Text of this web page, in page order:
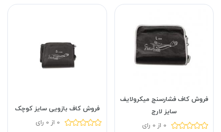
فروش کاف فشارسنج میکرولایف
سایز لارج
0 از 0 رای
فروش کاف بازویی سایز کوچک
0 از 0 رای